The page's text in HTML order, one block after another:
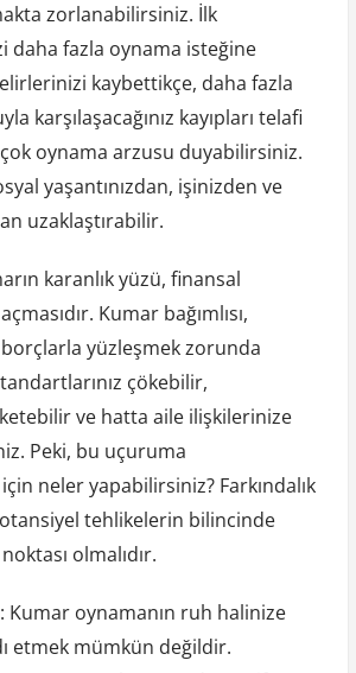
zorlanabilirsiniz. İlk
daha fazla oynama isteğine
kaybettikçe, daha fazla
karşılaşacağınız kayıpları telafi
oynama arzusu duyabilirsiniz.
yaşantınızdan, işinizden ve
uzaklaştırabilir.
karanlık yüzü, finansal
Kumar bağımlısı,
yüzleşmek zorunda
çökebilir,
ve hatta aile ilişkilerinize
Peki, bu uçuruma
neler yapabilirsiniz? Farkındalık
tehlikelerin bilincinde
olmalıdır.
: Kumar oynamanın ruh halinize
etmek mümkün değildir.